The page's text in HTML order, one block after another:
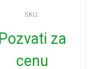
SKU:
Pozvati za
cenu